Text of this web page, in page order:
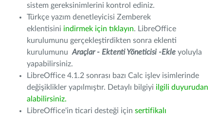
sistem gereksinimlerini kontrol ediniz.
Türkçe yazım denetleyicisi Zemberek
eklentisini indirmek için tıklayın. LibreOffice
kurulumunu gerçekleştirdikten sonra eklenti
kurulumunu Araçlar - Ektenti Yöneticisi -Ekle yoluyla
yapabilirsiniz.
LibreOffice 4.1.2 sonrası bazı Calc işlev isimlerinde
değişiklikler yapılmıştır. Detaylı bilgiyi ilgili duyurudan
alabilirsiniz.
LibreOffice'in ticari desteği için sertifikalı